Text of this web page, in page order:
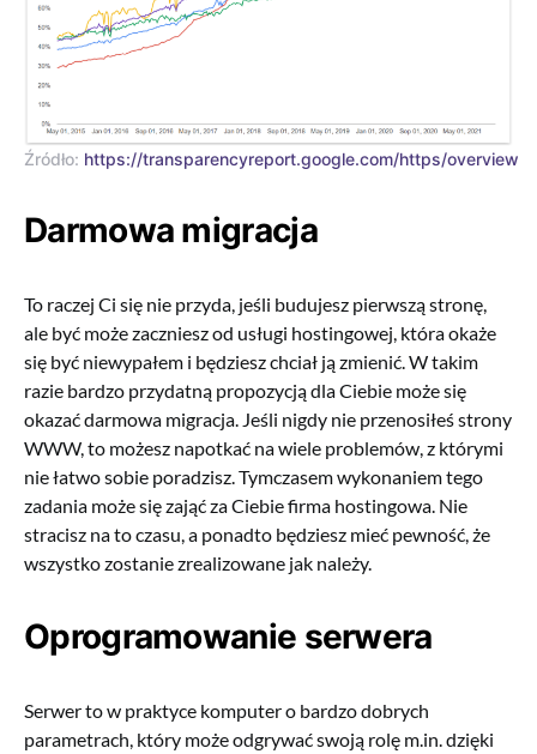
Źródło: https://transparencyreport.google.com/https/overview
Darmowa migracja
To raczej Ci się nie przyda, jeśli budujesz pierwszą stronę,
ale być może zaczniesz od usługi hostingowej, która okaże
się być niewypałem i będziesz chciał ją zmienić. W takim
razie bardzo przydatną propozycją dla Ciebie może się
okazać darmowa migracja. Jeśli nigdy nie przenosiłeś strony
WWW, to możesz napotkać na wiele problemów, z którymi
nie łatwo sobie poradzisz. Tymczasem wykonaniem tego
zadania może się zająć za Ciebie firma hostingowa. Nie
stracisz na to czasu, a ponadto będziesz mieć pewność, że
wszystko zostanie zrealizowane jak należy.
Oprogramowanie serwera
Serwer to w praktyce komputer o bardzo dobrych
parametrach, który może odgrywać swoją rolę m.in. dzięki